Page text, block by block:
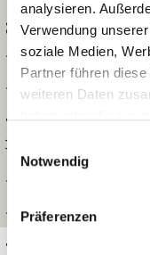
analysieren.
Verwendung
soziale Medien,
Partner führen
weiteren Daten
Einwilligungsauswahl
Notwendig
Präferenzen
Apartments
Apartment #21 24 25 26
31